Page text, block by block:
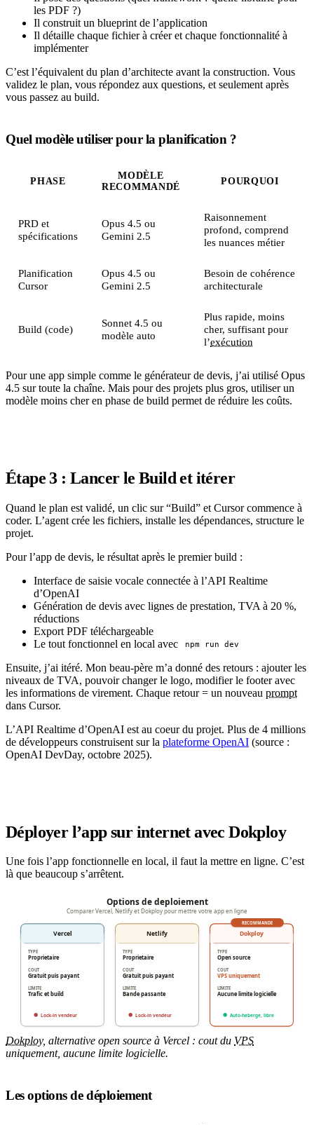
les PDF ?)
Il construit un blueprint de l’application
Il détaille chaque fichier à créer et chaque fonctionnalité à
implémenter
C’est l’équivalent du plan d’architecte avant la construction. Vous
validez le plan, vous répondez aux questions, et seulement après
vous passez au build.
Quel modèle utiliser pour la planification ?
PHASE
MODÈLE
RECOMMANDÉ
POURQUOI
PRD et
spécifications
Opus 4.5 ou
Gemini 2.5
Raisonnement
profond, comprend
les nuances métier
Planification
Cursor
Opus 4.5 ou
Gemini 2.5
Besoin de cohérence
architecturale
Build (code)
Sonnet 4.5 ou
modèle auto
Plus rapide, moins
cher, suffisant pour
l’exécution
Pour une app simple comme le générateur de devis, j’ai utilisé Opus
4.5 sur toute la chaîne. Mais pour des projets plus gros, utiliser un
modèle moins cher en phase de build permet de réduire les coûts.
Étape 3 : Lancer le Build et itérer
Quand le plan est validé, un clic sur “Build” et Cursor commence à
coder. L’agent crée les fichiers, installe les dépendances, structure le
projet.
Pour l’app de devis, le résultat après le premier build :
Interface de saisie vocale connectée à l’API Realtime
d’OpenAI
Génération de devis avec lignes de prestation, TVA à 20 %,
réductions
Export PDF téléchargeable
Le tout fonctionnel en local avec
npm run dev
Ensuite, j’ai itéré. Mon beau-père m’a donné des retours : ajouter les
niveaux de TVA, pouvoir changer le logo, modifier le footer avec
les informations de virement. Chaque retour = un nouveau prompt
dans Cursor.
L’API Realtime d’OpenAI est au coeur du projet. Plus de 4 millions
de développeurs construisent sur la plateforme OpenAI (source :
OpenAI DevDay, octobre 2025).
Déployer l’app sur internet avec Dokploy
Une fois l’app fonctionnelle en local, il faut la mettre en ligne. C’est
là que beaucoup s’arrêtent.
Dokploy, alternative open source à Vercel : cout du VPS
uniquement, aucune limite logicielle.
Les options de déploiement